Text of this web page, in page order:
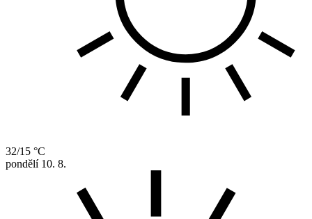
32/15 °C
pondělí 10. 8.